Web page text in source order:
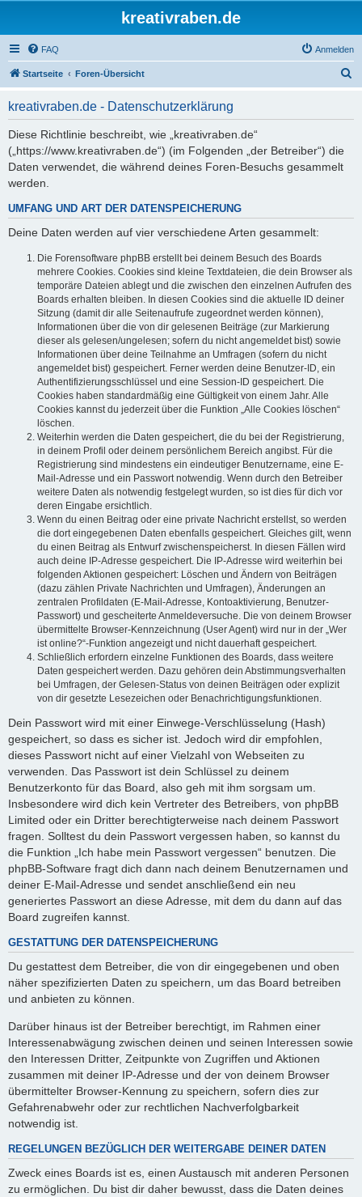
kreativraben.de
FAQ Anmelden
Startseite Foren-Übersicht
kreativraben.de - Datenschutzerklärung
Diese Richtlinie beschreibt, wie „kreativraben.de“
(„https://www.kreativraben.de“) (im Folgenden „der Betreiber“) die
Daten verwendet, die während deines Foren-Besuchs gesammelt
werden.
UMFANG UND ART DER DATENSPEICHERUNG
Deine Daten werden auf vier verschiedene Arten gesammelt:
Die Forensoftware phpBB erstellt bei deinem Besuch des Boards
mehrere Cookies. Cookies sind kleine Textdateien, die dein Browser als
temporäre Dateien ablegt und die zwischen den einzelnen Aufrufen des
Boards erhalten bleiben. In diesen Cookies sind die aktuelle ID deiner
Sitzung (damit dir alle Seitenaufrufe zugeordnet werden können),
Informationen über die von dir gelesenen Beiträge (zur Markierung
dieser als gelesen/ungelesen; sofern du nicht angemeldet bist) sowie
Informationen über deine Teilnahme an Umfragen (sofern du nicht
angemeldet bist) gespeichert. Ferner werden deine Benutzer-ID, ein
Authentifizierungsschlüssel und eine Session-ID gespeichert. Die
Cookies haben standardmäßig eine Gültigkeit von einem Jahr. Alle
Cookies kannst du jederzeit über die Funktion „Alle Cookies löschen“
löschen.
Weiterhin werden die Daten gespeichert, die du bei der Registrierung,
in deinem Profil oder deinem persönlichem Bereich angibst. Für die
Registrierung sind mindestens ein eindeutiger Benutzername, eine E-
Mail-Adresse und ein Passwort notwendig. Wenn durch den Betreiber
weitere Daten als notwendig festgelegt wurden, so ist dies für dich vor
deren Eingabe ersichtlich.
Wenn du einen Beitrag oder eine private Nachricht erstellst, so werden
die dort eingegebenen Daten ebenfalls gespeichert. Gleiches gilt, wenn
du einen Beitrag als Entwurf zwischenspeicherst. In diesen Fällen wird
auch deine IP-Adresse gespeichert. Die IP-Adresse wird weiterhin bei
folgenden Aktionen gespeichert: Löschen und Ändern von Beiträgen
(dazu zählen Private Nachrichten und Umfragen), Änderungen an
zentralen Profildaten (E-Mail-Adresse, Kontoaktivierung, Benutzer-
Passwort) und gescheiterte Anmeldeversuche. Die von deinem Browser
übermittelte Browser-Kennzeichnung (User Agent) wird nur in der „Wer
ist online?“-Funktion angezeigt und nicht dauerhaft gespeichert.
Schließlich erfordern einzelne Funktionen des Boards, dass weitere
Daten gespeichert werden. Dazu gehören dein Abstimmungsverhalten
bei Umfragen, der Gelesen-Status von deinen Beiträgen oder explizit
von dir gesetzte Lesezeichen oder Benachrichtigungsfunktionen.
Dein Passwort wird mit einer Einwege-Verschlüsselung (Hash)
gespeichert, so dass es sicher ist. Jedoch wird dir empfohlen,
dieses Passwort nicht auf einer Vielzahl von Webseiten zu
verwenden. Das Passwort ist dein Schlüssel zu deinem
Benutzerkonto für das Board, also geh mit ihm sorgsam um.
Insbesondere wird dich kein Vertreter des Betreibers, von phpBB
Limited oder ein Dritter berechtigterweise nach deinem Passwort
fragen. Solltest du dein Passwort vergessen haben, so kannst du
die Funktion „Ich habe mein Passwort vergessen“ benutzen. Die
phpBB-Software fragt dich dann nach deinem Benutzernamen und
deiner E-Mail-Adresse und sendet anschließend ein neu
generiertes Passwort an diese Adresse, mit dem du dann auf das
Board zugreifen kannst.
GESTATTUNG DER DATENSPEICHERUNG
Du gestattest dem Betreiber, die von dir eingegebenen und oben
näher spezifizierten Daten zu speichern, um das Board betreiben
und anbieten zu können.
Darüber hinaus ist der Betreiber berechtigt, im Rahmen einer
Interessenabwägung zwischen deinen und seinen Interessen sowie
den Interessen Dritter, Zeitpunkte von Zugriffen und Aktionen
zusammen mit deiner IP-Adresse und der von deinem Browser
übermittelter Browser-Kennung zu speichern, sofern dies zur
Gefahrenabwehr oder zur rechtlichen Nachverfolgbarkeit
notwendig ist.
REGELUNGEN BEZÜGLICH DER WEITERGABE DEINER DATEN
Zweck eines Boards ist es, einen Austausch mit anderen Personen
zu ermöglichen. Du bist dir daher bewusst, dass die Daten deines